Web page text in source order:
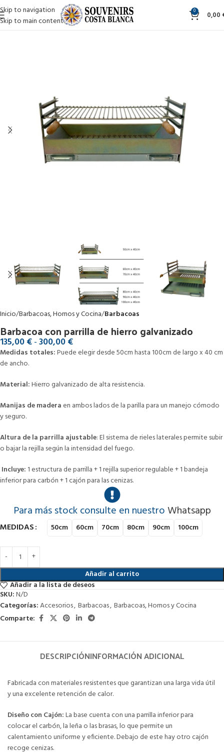
Skip to navigation
Skip to main content
0 0,00
Inicio Barbacoas, Hornos y Cocina Barbacoas
Barbacoa con parrilla de hierro galvanizado
135,00€-300,00€
Medidas totales:Puede elegir desde 50cm hasta 100cm de largo x 40 cm
de ancho.
Material:Hierro galvanizado de alta resistencia.
Manijas de madera en ambos lados de la parilla para un manejo cómodo
y seguro.
Altura de la parrilla ajustable: El sistema de rieles laterales permite subir
o bajar la rejilla según la intensidad del fuego.
Incluye: 1 estructura de parrilla + 1 rejilla superior regulable + 1 bandeja
inferior para carbón + 1 cajón para las cenizas.
Para más stock consulte en nuestroWhatsapp
MEDIDAS 50cm 60cm 70cm 80cm 90cm 100cm
Añadir al carrito
Añadir a la lista de deseos
SKU:N/D
Categorías:Accesorios, Barbacoas, Barbacoas, Hornos y Cocina
Comparte:
DESCRIPCIÓNINFORMACIÓN ADICIONAL
Fabricada con materiales resistentes que garantizan una larga vida útil
y una excelente retención de calor.
Diseño con Cajón:La base cuenta con una parrilla inferior para
colocar el carbón, la leña o las brasas, lo que permite un
calentamiento uniforme y eficiente. Debajo de este hay otro cajón
recoge cenizas.